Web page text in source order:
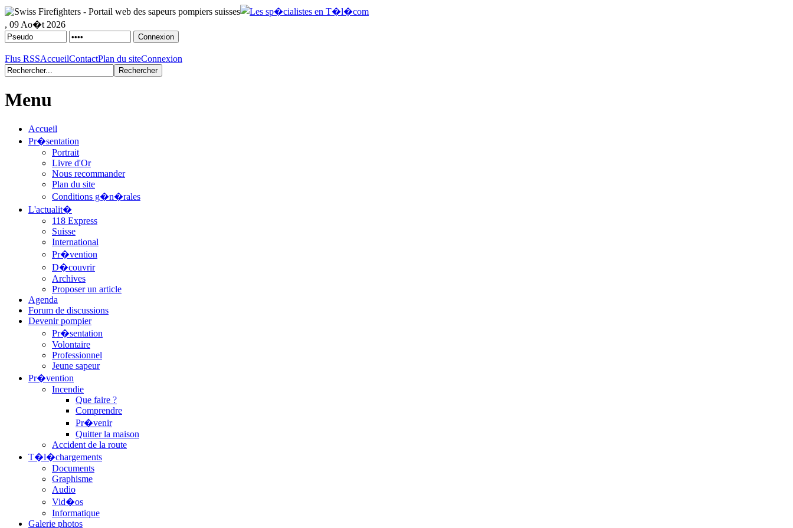
, 09 Ao�t 2026
Flus RSSAccueilContactPlan du siteConnexion
Menu
Accueil
Pr�sentation
Portrait
Livre d'Or
Nous recommander
Plan du site
Conditions g�n�rales
L'actualit�
118 Express
Suisse
International
Pr�vention
D�couvrir
Archives
Proposer un article
Agenda
Forum de discussions
Devenir pompier
Pr�sentation
Volontaire
Professionnel
Jeune sapeur
Pr�vention
Incendie
Que faire ?
Comprendre
Pr�venir
Quitter la maison
Accident de la route
T�l�chargements
Documents
Graphisme
Audio
Vid�os
Informatique
Galerie photos